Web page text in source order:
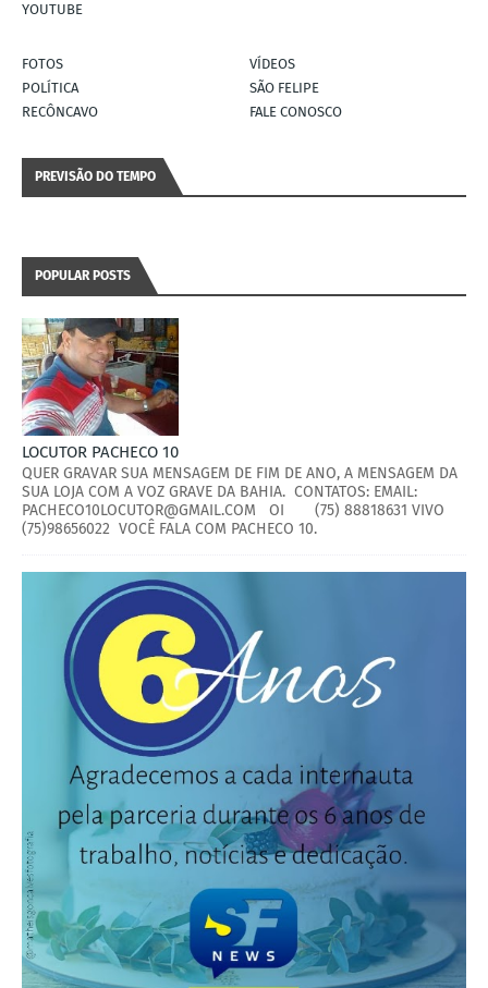
YOUTUBE
FOTOS
VÍDEOS
POLÍTICA
SÃO FELIPE
RECÔNCAVO
FALE CONOSCO
PREVISÃO DO TEMPO
POPULAR POSTS
LOCUTOR PACHECO 10
QUER GRAVAR SUA MENSAGEM DE FIM DE ANO, A MENSAGEM DA
SUA LOJA COM A VOZ GRAVE DA BAHIA. CONTATOS: EMAIL:
PACHECO10LOCUTOR@GMAIL.COM OI (75) 88818631 VIVO
(75)98656022 VOCÊ FALA COM PACHECO 10.